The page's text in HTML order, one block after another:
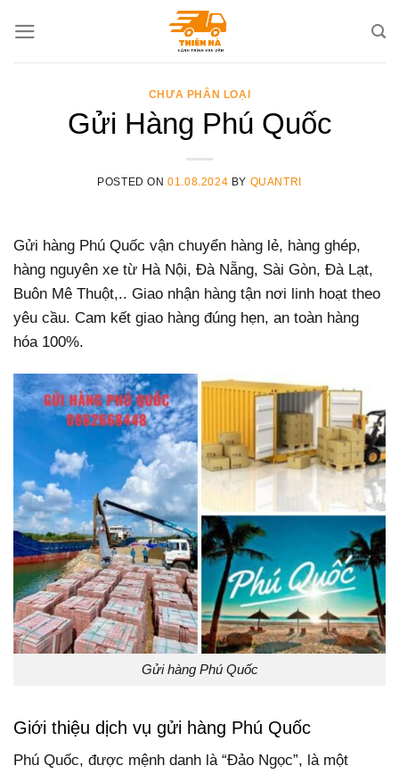
CHƯA PHÂN LOẠI
Gửi Hàng Phú Quốc
POSTED ON01.08.2024 BY QUANTRI
Gửi hàng Phú Quốc vận chuyển hàng lẻ, hàng ghép,
hàng nguyên xe từ Hà Nội, Đà Nẵng, Sài Gòn, Đà Lạt,
Buôn Mê Thuột,.. Giao nhận hàng tận nơi linh hoạt theo
yêu cầu. Cam kết giao hàng đúng hẹn, an toàn hàng
hóa 100%.
Gửi hàng Phú Quốc
Giới thiệu dịch vụ gửi hàng Phú Quốc
Phú Quốc, được mệnh danh là “Đảo Ngọc”, là một